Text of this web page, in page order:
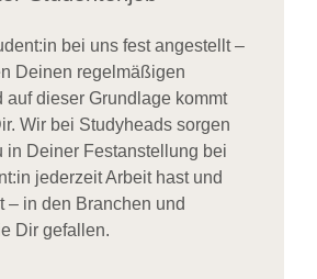
bei uns fest angestellt –
Deinen regelmäßigen
auf dieser Grundlage kommt
Wir bei Studyheads sorgen
in Deiner Festanstellung bei
jederzeit Arbeit hast und
– in den Branchen und
Dir gefallen.